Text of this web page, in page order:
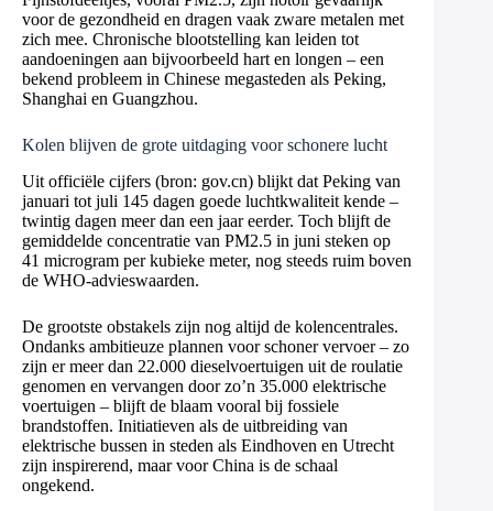
voor de gezondheid en dragen vaak zware metalen met
zich mee. Chronische blootstelling kan leiden tot
aandoeningen aan bijvoorbeeld hart en longen – een
bekend probleem in Chinese megasteden als Peking,
Shanghai en Guangzhou.
Kolen blijven de grote uitdaging voor schonere lucht
Uit officiële cijfers (bron: gov.cn) blijkt dat Peking van
januari tot juli 145 dagen goede luchtkwaliteit kende –
twintig dagen meer dan een jaar eerder. Toch blijft de
gemiddelde concentratie van PM2.5 in juni steken op
41 microgram per kubieke meter, nog steeds ruim boven
de WHO-advieswaarden.
De grootste obstakels zijn nog altijd de kolencentrales.
Ondanks ambitieuze plannen voor schoner vervoer – zo
zijn er meer dan 22.000 dieselvoertuigen uit de roulatie
genomen en vervangen door zo’n 35.000 elektrische
voertuigen – blijft de blaam vooral bij fossiele
brandstoffen. Initiatieven als de uitbreiding van
elektrische bussen in steden als Eindhoven en Utrecht
zijn inspirerend, maar voor China is de schaal
ongekend.